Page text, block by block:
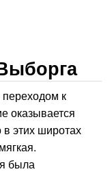
к
оказывается
этих широтах
была